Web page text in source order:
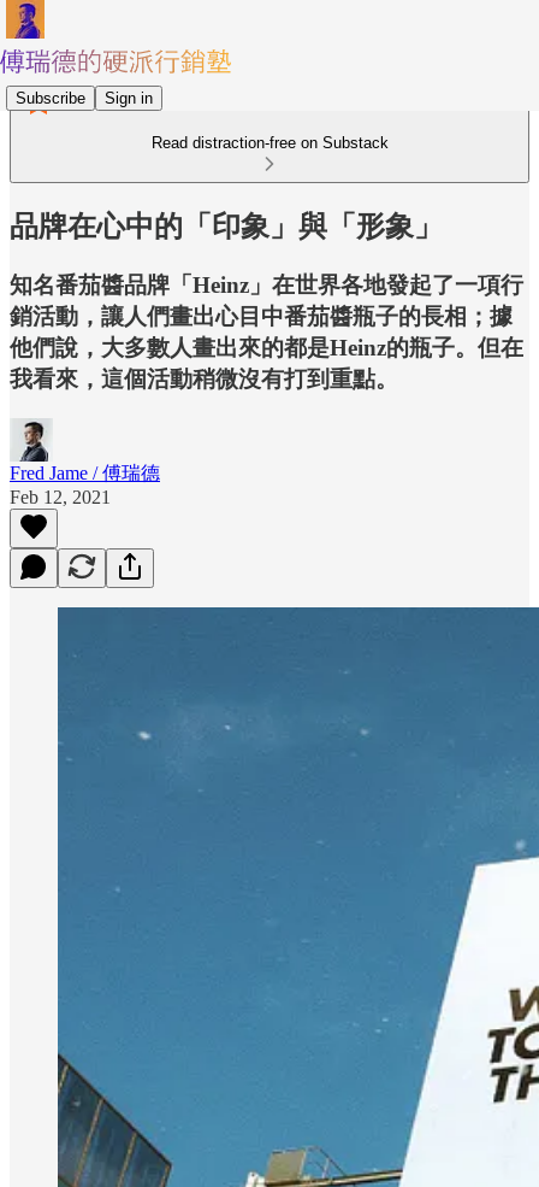
Subscribe Sign in
Read distraction-free on Substack
品牌在心中的「印象」與「形象」
知名番茄醬品牌「Heinz」在世界各地發起了一項行
銷活動，讓人們畫出心目中番茄醬瓶子的長相；據
他們說，大多數人畫出來的都是Heinz的瓶子。但在
我看來，這個活動稍微沒有打到重點。
Fred Jame / 傅瑞德
Feb 12, 2021